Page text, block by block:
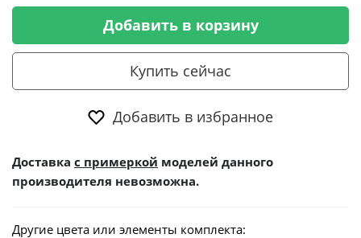
Добавить в корзину
Купить сейчас
Добавить в избранное
Доставка с примеркой моделей данного
производителя невозможна.
Другие цвета или элементы комплекта: